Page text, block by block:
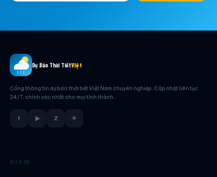
Dự Báo Thời TiếtViệt
Cổng thông tin dự báo thời tiết Việt Nam chuyên nghiệp. Cập nhật liên tục
24/7, chính xác nhất cho mọi tỉnh thành.
f ▶ Z ✈
DỊCH VỤ